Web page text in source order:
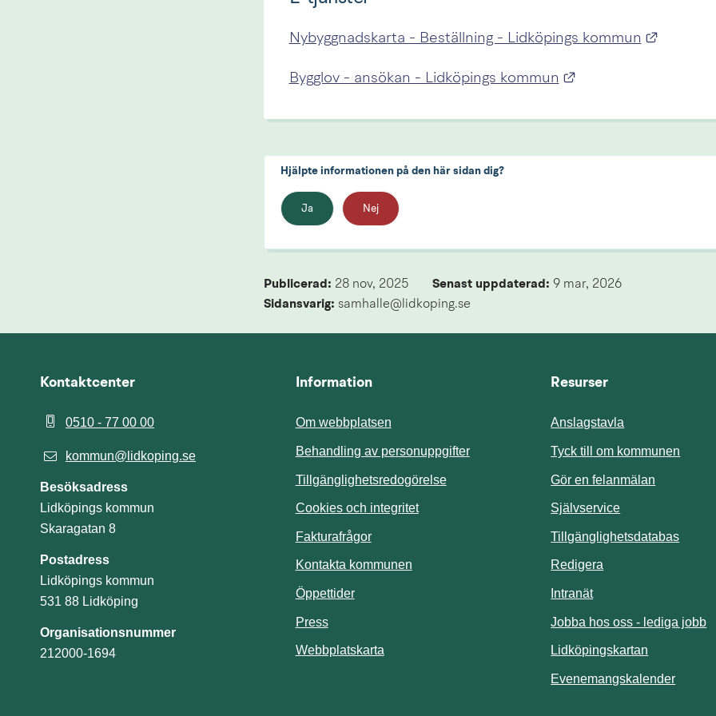
Nybyggnadskarta - Beställning - Lidköpings kommun Länk till
Bygglov - ansökan - Lidköpings kommun Länk till annan
Hjälpte informationen på den här sidan dig?
Ja Nej
Publicerad: 28 nov, 2025 Senast uppdaterad: 9 mar, 2026
Sidansvarig: samhalle@lidkoping.se
Kontaktcenter
0510 - 77 00 00
kommun@lidkoping.se
Besöksadress
Lidköpings kommun
Skaragatan 8
Postadress
Lidköpings kommun
531 88 Lidköping
Organisationsnummer
212000-1694
Information
Om webbplatsen
Behandling av personuppgifter
Tillgänglighetsredogörelse
Cookies och integritet
Fakturafrågor
Kontakta kommunen
Öppettider
Press
Webbplatskarta
Resurser
Anslagstavla
Tyck till om kommunen Länk
Gör en felanmälan
SjälvserviceLänk till annan
TillgänglighetsdatabasLänk
Redigera
IntranätLänk till annan
Jobba hos oss - lediga jobb
Lidköpingskartan
EvenemangskalenderLänk